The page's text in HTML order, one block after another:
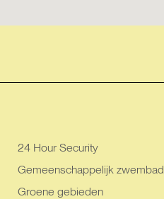
24 Hour Security
Gemeenschappelijk zwembad
Groene gebieden